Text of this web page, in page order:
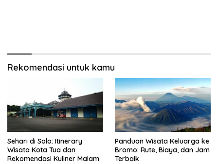
Rekomendasi untuk kamu
Sehari di Solo: Itinerary
Wisata Kota Tua dan
Rekomendasi Kuliner Malam
Panduan Wisata Keluarga ke
Bromo: Rute, Biaya, dan Jam
Terbaik